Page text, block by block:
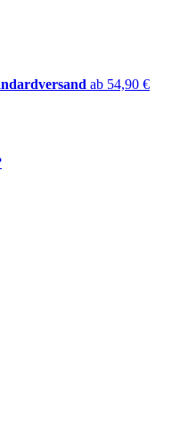
ab 54,90 €